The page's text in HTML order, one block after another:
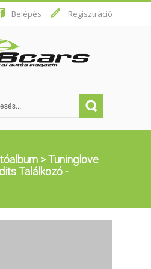
Belépés Regisztráció
>Tuninglove
Találkozó -